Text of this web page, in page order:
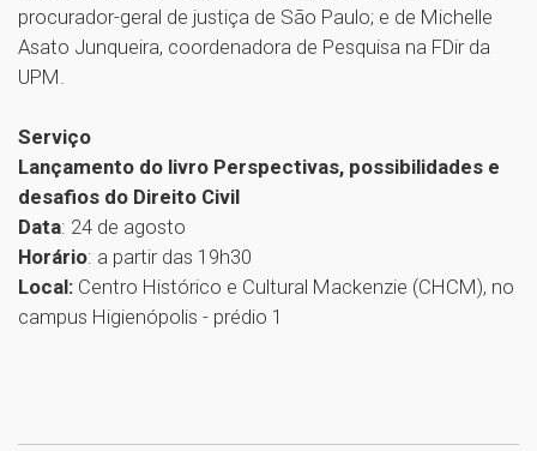
procurador-geral de justiça de São Paulo; e de Michelle
Asato Junqueira, coordenadora de Pesquisa na FDir da
UPM.
Serviço
Lançamento do livro Perspectivas, possibilidades e
desafios do Direito Civil
Data: 24 de agosto
Horário: a partir das 19h30
Local: Centro Histórico e Cultural Mackenzie (CHCM), no
campus Higienópolis - prédio 1